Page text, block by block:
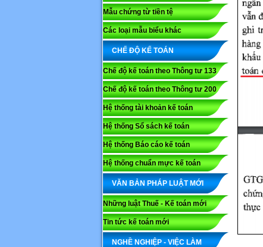
Mẫu chứng từ tiền tệ
Các loại mẫu biểu khác
CHẾ ĐỘ KẾ TOÁN
Chế độ kế toán theo Thông tư 133
Chế độ kế toán theo Thông tư 200
Hệ thống tài khoản kế toán
Hệ thống Sổ sách kế toán
Hệ thống Báo cáo kế toán
Hệ thống chuẩn mực kế toán
VĂN BẢN PHÁP LUẬT MỚI
Những luật Thuế - Kế toán mới
Tin tức kế toán mới
NGHỀ NGHIỆP - VIỆC LÀM